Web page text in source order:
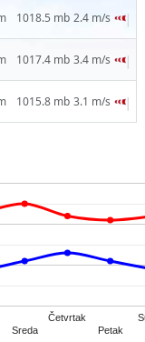
1018.5 mb 2.4 m/s
1017.4 mb 3.4 m/s
1015.8 mb 3.1 m/s
Sreda
Četvrtak
Petak